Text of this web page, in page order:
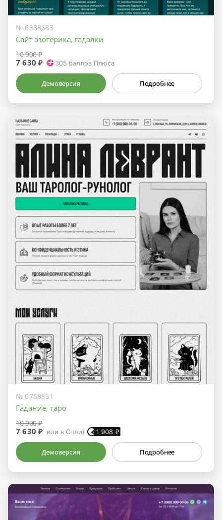
№ 6338683
Сайт эзотерика, гадалки
10 900 ₽
7 630 ₽ 305 баллов Плюса
Демоверсия Подробнее
№ 6758851
Гадание, таро
10 900 ₽
7 630 ₽ или в Сплит 1 908 ₽
Демоверсия Подробнее